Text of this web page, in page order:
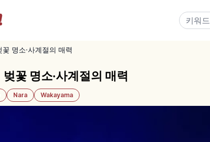
명소·사계절의 매력
꽃 명소·사계절의 매력
Nara Wakayama